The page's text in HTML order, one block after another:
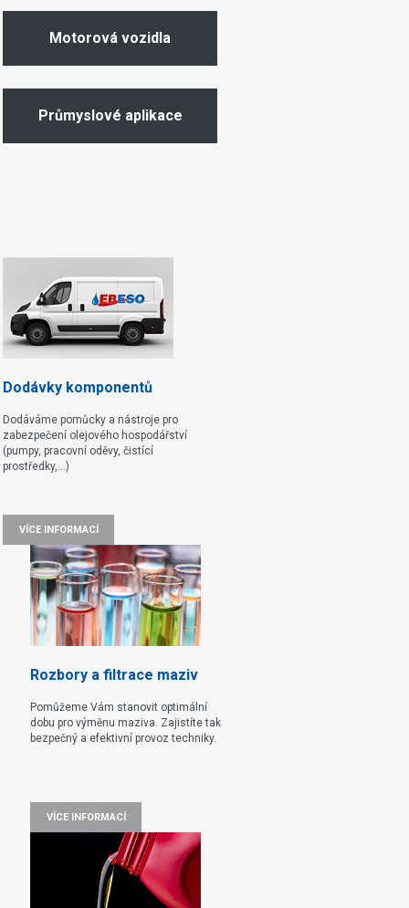
Motorová vozidla
Průmyslové aplikace
Dodávky komponentů
Dodáváme pomůcky a nástroje pro
zabezpečení olejového hospodářství
(pumpy, pracovní oděvy, čistící
prostředky,...)
VÍCE INFORMACÍ
Rozbory a filtrace maziv
Pomůžeme Vám stanovit optimální
dobu pro výměnu maziva. Zajistíte tak
bezpečný a efektivní provoz techniky.
VÍCE INFORMACÍ